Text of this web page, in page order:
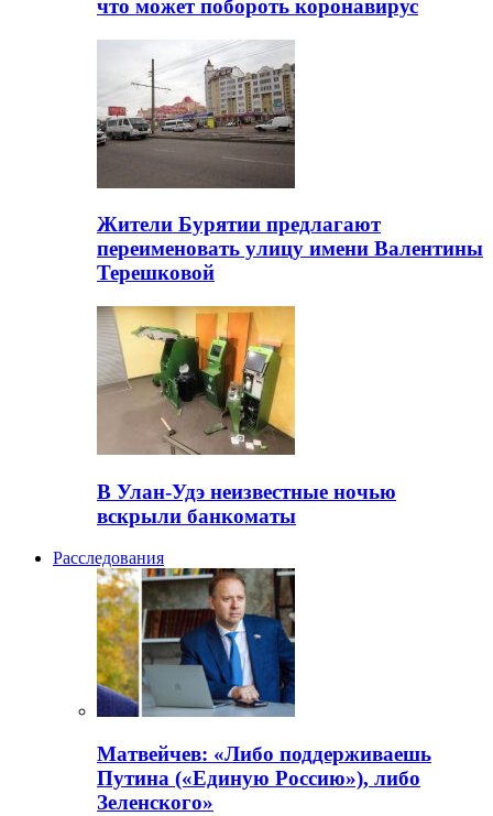
что может побороть коронавирус
Жители Бурятии предлагают
переименовать улицу имени Валентины
Терешковой
В Улан-Удэ неизвестные ночью
вскрыли банкоматы
Расследования
Матвейчев: «Либо поддерживаешь
Путина («Единую Россию»), либо
Зеленского»